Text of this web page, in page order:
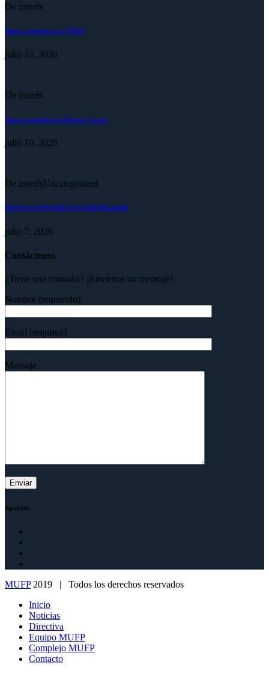
De interés
Nuevo convenio con VYRA
julio 24, 2026
De interés
Nuevo convenio con Deport Cream
julio 10, 2026
De interésUncategorized
NUEVO CONVENIO CON DENTAL HUB
julio 7, 2026
Contáctenos
¿Tiene una consulta? ¡Envíenos un mensaje!
Nombre (requerido)
Email (required)
Mensaje
Apoyan:
MUFP2019 | Todos los derechos reservados
Inicio
Noticias
Directiva
Equipo MUFP
Complejo MUFP
Contacto